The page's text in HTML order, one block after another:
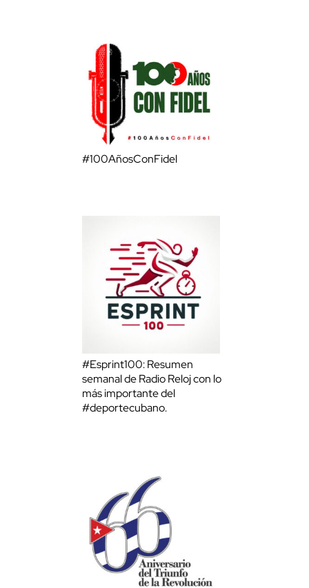
#100AñosConFidel
#Esprint100: Resumen
semanal de Radio Reloj con lo
más importante del
#deportecubano.